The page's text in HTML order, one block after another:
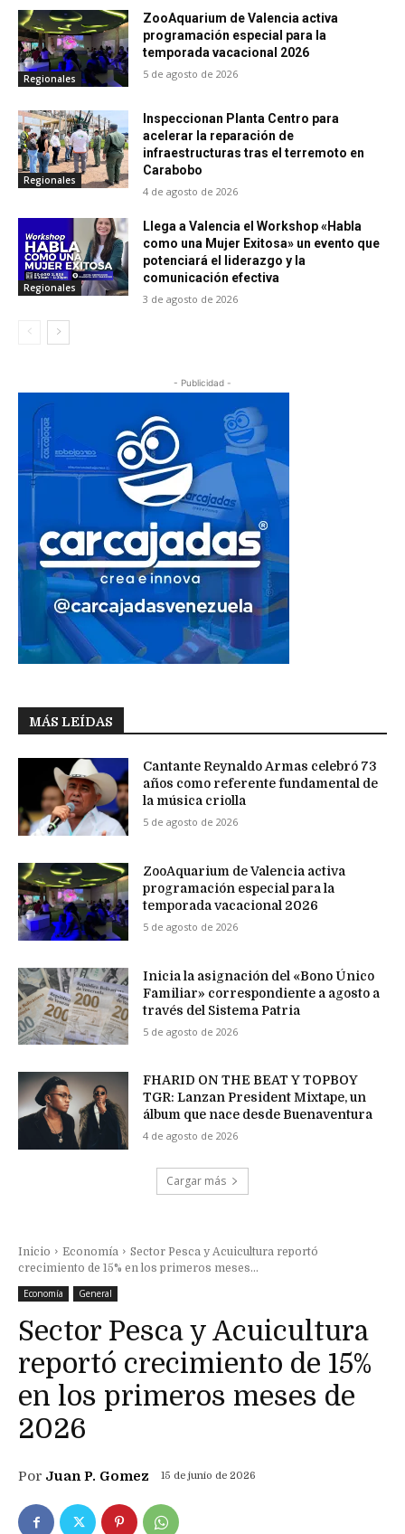
Regionales
ZooAquarium de Valencia activa
programación especial para la
temporada vacacional 2026
5 de agosto de 2026
Regionales
Inspeccionan Planta Centro para
acelerar la reparación de
infraestructuras tras el terremoto en
Carabobo
4 de agosto de 2026
Regionales
Llega a Valencia el Workshop «Habla
como una Mujer Exitosa» un evento que
potenciará el liderazgo y la
comunicación efectiva
3 de agosto de 2026
- Publicidad -
MÁS LEÍDAS
Cantante Reynaldo Armas celebró 73
años como referente fundamental de
la música criolla
5 de agosto de 2026
ZooAquarium de Valencia activa
programación especial para la
temporada vacacional 2026
5 de agosto de 2026
Inicia la asignación del «Bono Único
Familiar» correspondiente a agosto a
través del Sistema Patria
5 de agosto de 2026
FHARID ON THE BEAT Y TOPBOY
TGR: Lanzan President Mixtape, un
álbum que nace desde Buenaventura
4 de agosto de 2026
Cargar más